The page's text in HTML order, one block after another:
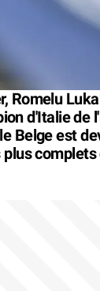
Romelu
d'Italie de
Belge est